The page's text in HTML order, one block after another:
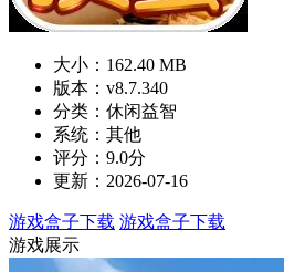
大小：162.40 MB
版本：v8.7.340
分类：休闲益智
系统：其他
评分：9.0分
更新：2026-07-16
游戏盒子下载 游戏盒子下载
游戏展示